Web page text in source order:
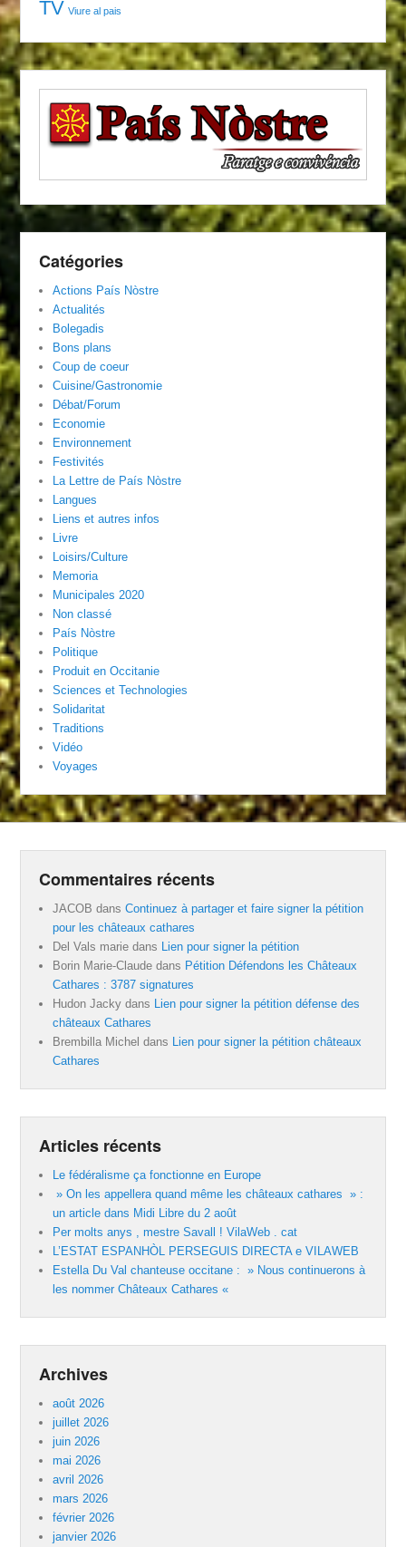
TV Viure al pais
Catégories
Actions País Nòstre
Actualités
Bolegadis
Bons plans
Coup de coeur
Cuisine/Gastronomie
Débat/Forum
Economie
Environnement
Festivités
La Lettre de País Nòstre
Langues
Liens et autres infos
Livre
Loisirs/Culture
Memoria
Municipales 2020
Non classé
País Nòstre
Politique
Produit en Occitanie
Sciences et Technologies
Solidaritat
Traditions
Vidéo
Voyages
Commentaires récents
JACOB dansContinuez à partager et faire signer la pétition
pour les châteaux cathares
Del Vals marie dans
Lien pour signer la pétition
Borin Marie-Claude dans Pétition Défendons les Châteaux
Cathares : 3787 signatures
Hudon Jacky dans
Lien pour signer la pétition défense des
châteaux Cathares
Brembilla Michel dans
Lien pour signer la pétition châteaux
Cathares
Articles récents
Le fédéralisme ça fonctionne en Europe
» On les appellera quand même les châteaux cathares » :
un article dans Midi Libre du 2 août
Per molts anys , mestre Savall ! VilaWeb . cat
L’ESTAT ESPANHÒL PERSEGUIS DIRECTA e VILAWEB
Estella Du Val chanteuse occitane : » Nous continuerons à
les nommer Châteaux Cathares «
Archives
août 2026
juillet 2026
juin 2026
mai 2026
avril 2026
mars 2026
février 2026
janvier 2026